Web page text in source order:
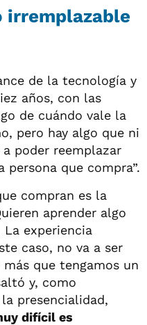
irremplazable
de la tecnología y
años, con las
de cuándo vale la
pero hay algo que ni
poder reemplazar
persona que compra”.
compran es la
aprender algo
La experiencia
caso, no va a ser
que tengamos un
y, como
presencialidad,
difícil es